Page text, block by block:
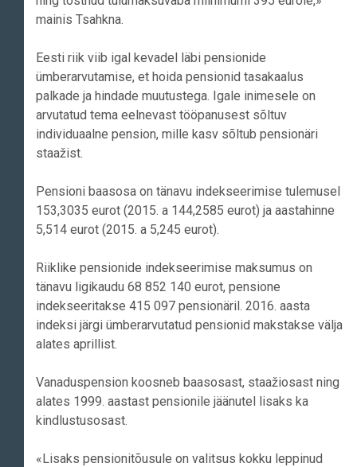
mainis Tsahkna.
Eesti riik viib igal kevadel läbi pensionide
ümberarvutamise, et hoida pensionid tasakaalus
palkade ja hindade muutustega. Igale inimesele on
arvutatud tema eelnevast tööpanusest sõltuv
individuaalne pension, mille kasv sõltub pensionäri
staažist.
Pensioni baasosa on tänavu indekseerimise tulemusel
153,3035 eurot (2015. a 144,2585 eurot) ja aastahinne
5,514 eurot (2015. a 5,245 eurot).
Riiklike pensionide indekseerimise maksumus on
tänavu ligikaudu 68 852 140 eurot, pensione
indekseeritakse 415 097 pensionäril. 2016. aasta
indeksi järgi ümberarvutatud pensionid makstakse välja
alates aprillist.
Vanaduspension koosneb baasosast, staažiosast ning
alates 1999. aastast pensionile jäänutel lisaks ka
kindlustusosast.
«Lisaks pensionitõusule on valitsus kokku leppinud